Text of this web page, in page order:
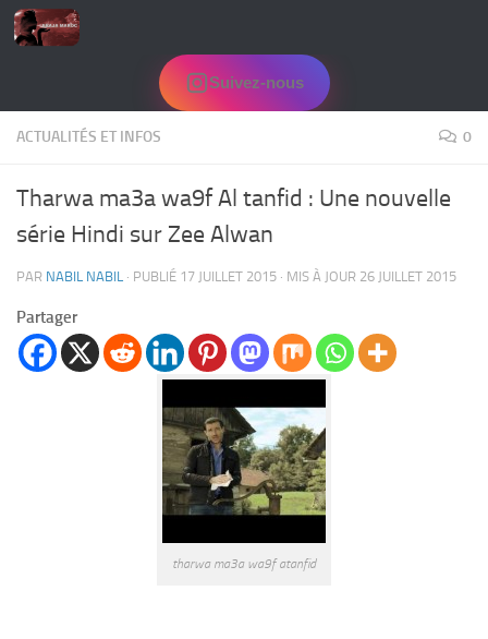
Skip to content
Suivez-nous
ACTUALITÉS ET INFOS 0
Tharwa ma3a wa9f Al tanfid : Une nouvelle
série Hindi sur Zee Alwan
PAR NABIL NABIL · PUBLIÉ 17 JUILLET 2015 · MIS À JOUR 26 JUILLET 2015
Partager
tharwa ma3a wa9f atanfid